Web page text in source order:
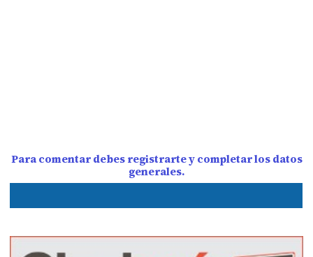
Para comentar debes registrarte y completar los datos
generales.